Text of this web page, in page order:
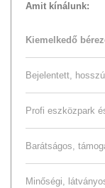
Amit kínálunk:
Kiemelkedő
Bejelentett,
Profi eszközpark
Barátságos,
Minőségi,